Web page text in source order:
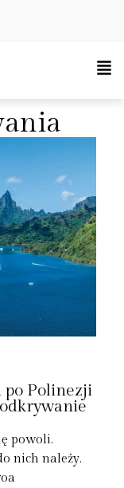
po Polinezji
powoli.
nich należy.